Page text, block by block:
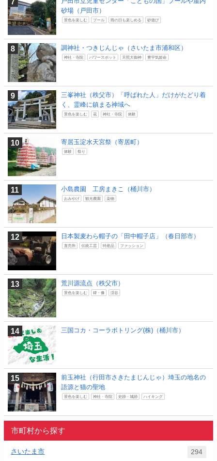
砂場（戸田市）
景色を楽しむ プール 雨の日も楽しめる 砂遊び
調神社・つきじんじゃ（さいたま市浦和区）
神社・寺院 パワースポット 天照大御神 豊宇気姫命
三峯神社（秩父市）「呼ばれた人」だけがたどり着
く、霊峰に鎮まる神域へ
景色を楽しむ 花 神社・寺院 体験
寄居玉淀水天宮祭（寄居町）
体験 祭り
小島農園 工房まきこ（桶川市）
おみやげ 観光農園 染物
日本製麦わら帽子の「田中帽子店」（春日部市）
直売所 伝統工芸 特産品 ファッション
荒川源流点（秩父市）
景色を楽しむ 碑・像 渓谷
三国コカ・コーラボトリング(株)（桶川市）
前玉神社（行田市さきたまじんじゃ）埼玉の地名の
語源と猫の聖地
景色を楽しむ 神社・寺院 史跡・城跡 ハイキング
市町村から探す
さいたま市 294